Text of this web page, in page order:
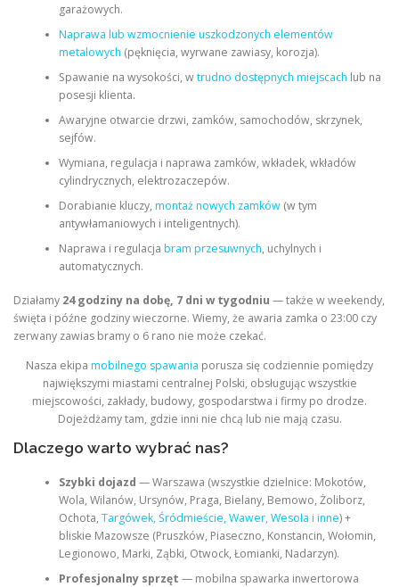
garażowych.
Naprawa lub wzmocnienie uszkodzonych elementów
metalowych (pęknięcia, wyrwane zawiasy, korozja).
Spawanie na wysokości, wtrudno dostępnych miejscach lub na
posesji klienta.
Awaryjne otwarcie drzwi, zamków, samochodów, skrzynek,
sejfów.
Wymiana, regulacja i naprawa zamków, wkładek, wkładów
cylindrycznych, elektrozaczepów.
Dorabianie kluczy, montaż nowych zamków(w tym
antywłamaniowych i inteligentnych).
Naprawa i regulacja bram przesuwnych, uchylnych i
automatycznych.
Działamy 24 godziny na dobę, 7 dni w tygodniu — także w weekendy,
święta i późne godziny wieczorne. Wiemy, że awaria zamka o 23:00 czy
zerwany zawias bramy o 6 rano nie może czekać.
Nasza ekipa mobilnego spawania porusza się codziennie pomiędzy
największymi miastami centralnej Polski, obsługując wszystkie
miejscowości, zakłady, budowy, gospodarstwa i firmy po drodze.
Dojeżdżamy tam, gdzie inni nie chcą lub nie mają czasu.
Dlaczego warto wybrać nas?
Szybki dojazd — Warszawa (wszystkie dzielnice: Mokotów,
Wola, Wilanów, Ursynów, Praga, Bielany, Bemowo, Żoliborz,
Ochota, Targówek, Śródmieście, Wawer, Wesoła i inne) +
bliskie Mazowsze (Pruszków, Piaseczno, Konstancin, Wołomin,
Legionowo, Marki, Ząbki, Otwock, Łomianki, Nadarzyn).
Profesjonalny sprzęt — mobilna spawarka inwertorowa